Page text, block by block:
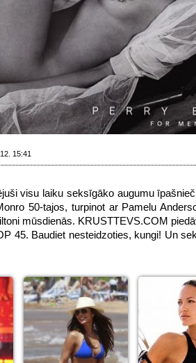
15:41
visu laiku seksīgāko augumu
50-tajos, turpinot ar Pamelu
mūsdienās. KRUSTTEVS.COM
45. Baudiet nesteidzoties, kungi! Un